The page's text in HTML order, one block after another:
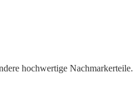
hochwertige Nachmarkerteile.